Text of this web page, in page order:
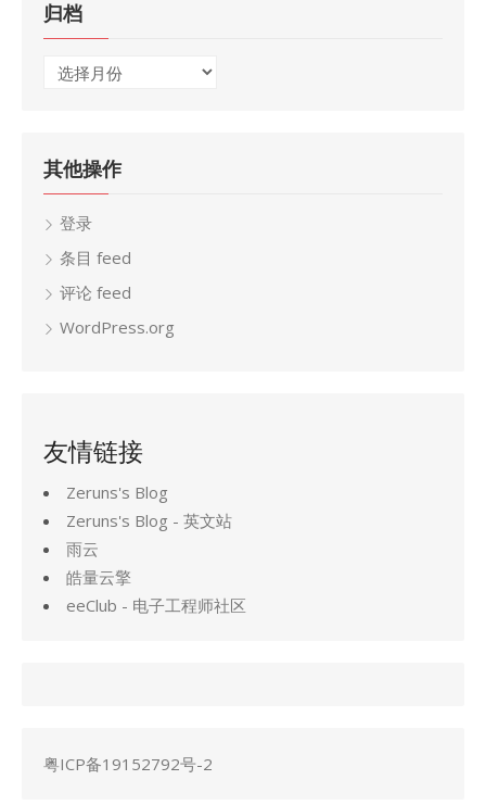
归档
归
其他操作
登录
条目 feed
评论 feed
WordPress.org
友情链接
Zeruns's Blog
Zeruns's Blog - 英文站
雨云
皓量云擎
eeClub - 电子工程师社区
粤ICP备19152792号-2